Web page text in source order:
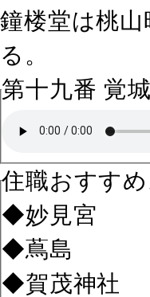
鐘楼堂は桃
る。
第十九番 覚
住職おすす
◆妙見宮
◆蔦島
◆賀茂神社